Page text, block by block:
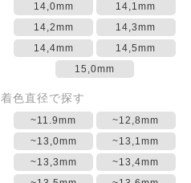
14,0mm
14,1mm
14,2mm
14,3mm
14,4mm
14,5mm
15,0mm
着色直径で探す
~11.9mm
~12,8mm
~13,0mm
~13,1mm
~13,3mm
~13,4mm